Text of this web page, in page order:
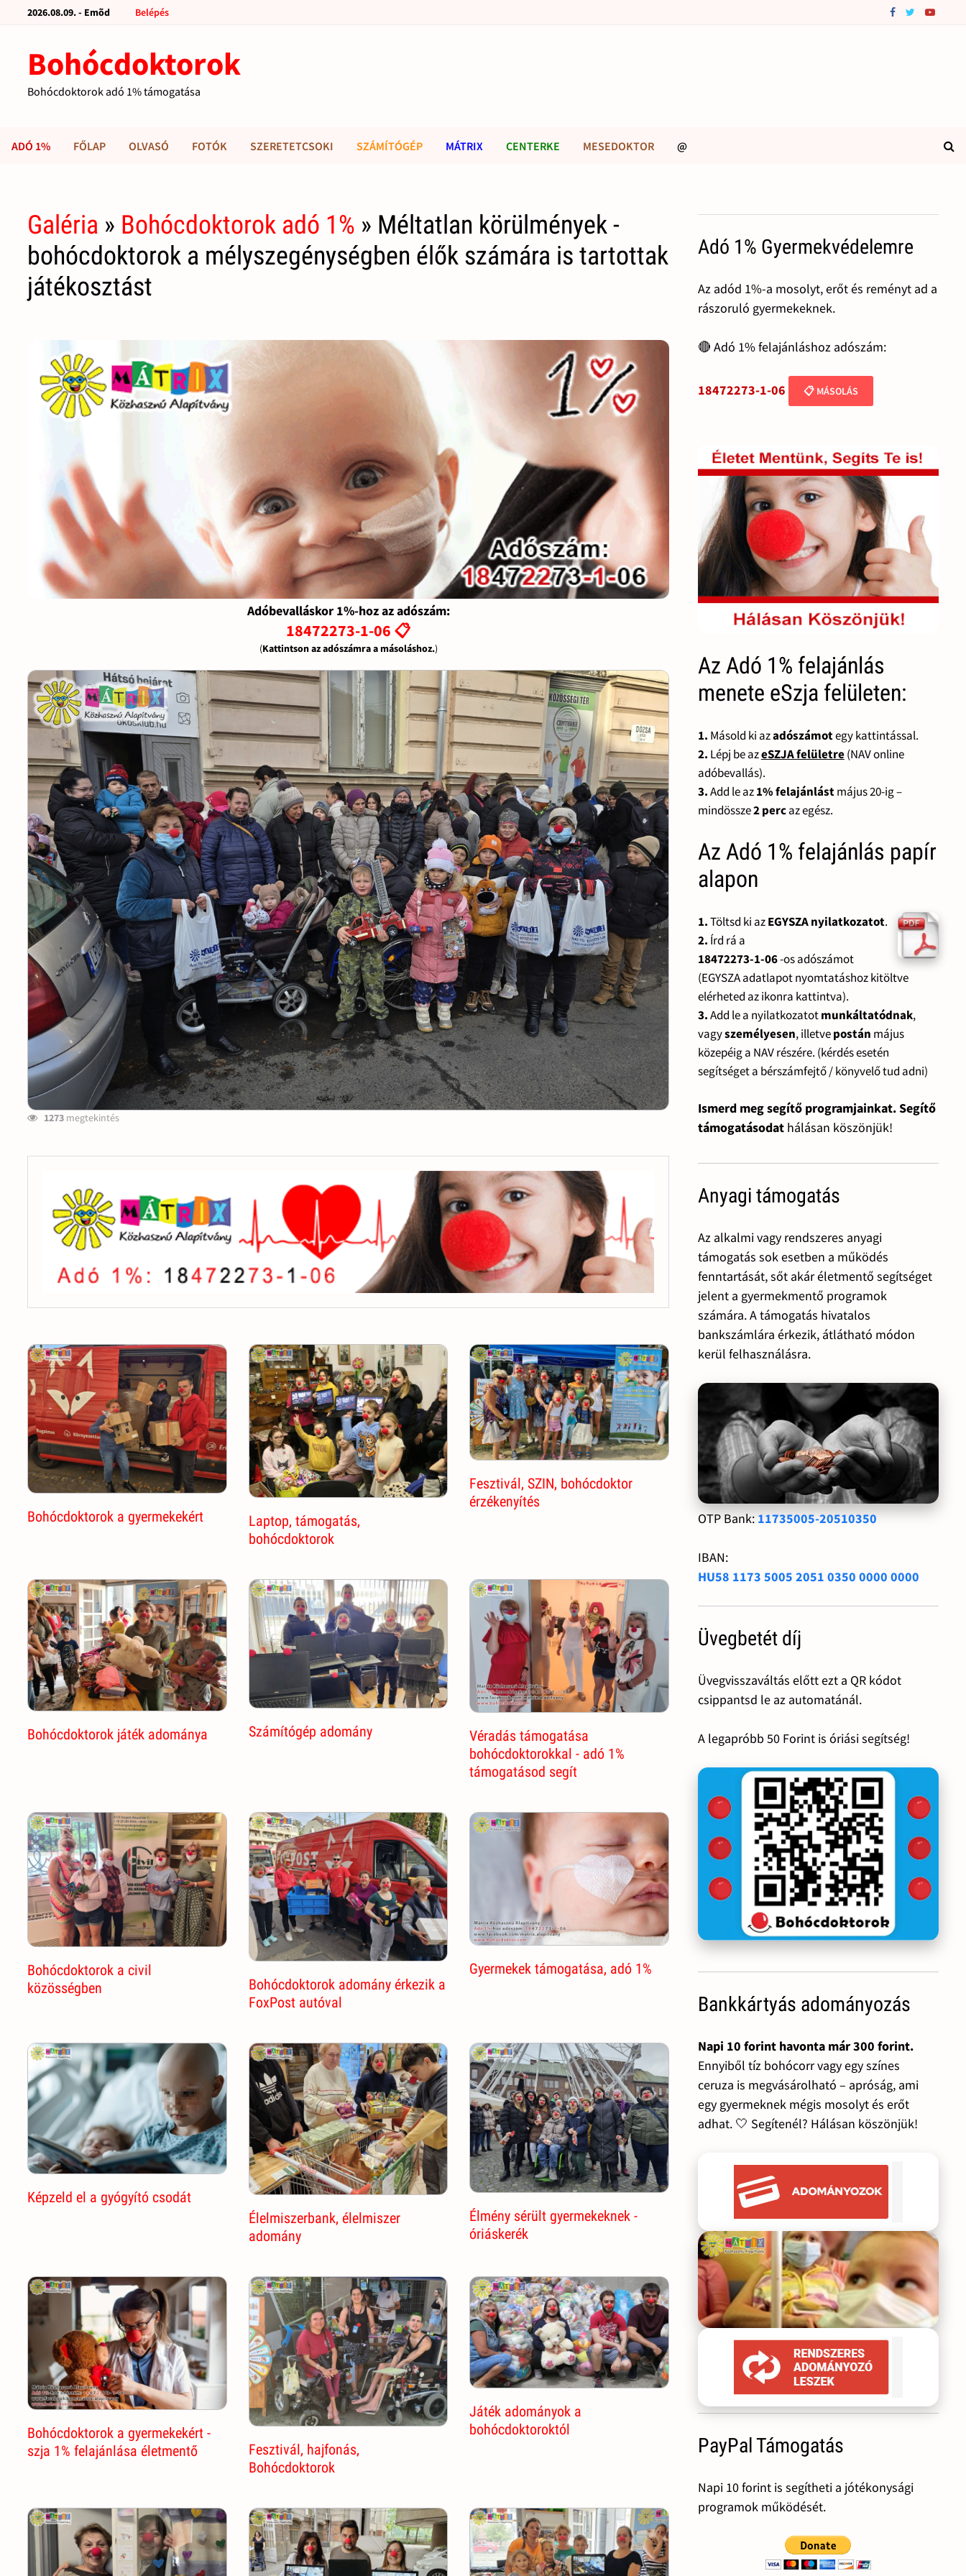
2026.08.09. - Emõd Belépés
Bohócdoktorok
Bohócdoktorok adó 1% támogatása
ADÓ 1% FŐLAP OLVASÓ FOTÓK SZERETETCSOKI SZÁMÍTÓGÉP MÁTRIX CENTERKE MESEDOKTOR @
Galéria » Bohócdoktorok adó 1% » Méltatlan körülmények -
bohócdoktorok a mélyszegénységben élők számára is tartottak
játékosztást
Adóbevalláskor 1%-hoz az adószám:
18472273-1-06 📋
(Kattintson az adószámra a másoláshoz.)
1273 megtekintés
Bohócdoktorok a gyermekekért
Laptop, támogatás,
bohócdoktorok
Fesztivál, SZIN, bohócdoktor
érzékenyítés
Bohócdoktorok játék adománya Számítógép adomány
Véradás támogatása
bohócdoktorokkal - adó 1%
támogatásod segít
Bohócdoktorok a civil
közösségben
Bohócdoktorok adomány érkezik a
FoxPost autóval
Gyermekek támogatása, adó 1%
Képzeld el a gyógyító csodát
Élelmiszerbank, élelmiszer
adomány
Élmény sérült gyermekeknek -
óriáskerék
Bohócdoktorok a gyermekekért -
szja 1% felajánlása életmentő
Fesztivál, hajfonás,
Bohócdoktorok
Játék adományok a
bohócdoktoroktól
Adó 1% Gyermekvédelemre
Az adód 1%-a mosolyt, erőt és reményt ad a
rászoruló gyermekeknek.
🔴 Adó 1% felajánláshoz adószám:
18472273-1-06 📋 MÁSOLÁS
Az Adó 1% felajánlás
menete eSzja felületen:
1. Másold ki azadószámotegy kattintással.
2. Lépj be azeSZJA felületre(NAV online
adóbevallás).
3.Add le az1% felajánlástmájus 20-ig –
mindössze2 percaz egész.
Az Adó 1% felajánlás papír
alapon
1.Töltsd ki azEGYSZA nyilatkozatot.
2. Írd rá a
18472273-1-06-os adószámot
(EGYSZA adatlapot nyomtatáshoz kitöltve
elérheted az ikonra kattintva).
3.Add le a nyilatkozatotmunkáltatódnak,
vagyszemélyesen, illetvepostán május
közepéig a NAV részére. (kérdés esetén
segítséget a bérszámfejtő / könyvelő tud adni)
Ismerd meg segítő programjainkat. Segítő
támogatásodat hálásan köszönjük!
Anyagi támogatás
Az alkalmi vagy rendszeres anyagi
támogatás sok esetben a működés
fenntartását, sőt akár életmentő segítséget
jelent a gyermekmentő programok
számára. A támogatás hivatalos
bankszámlára érkezik, átlátható módon
kerül felhasználásra.
OTP Bank: 11735005-20510350
IBAN:
HU58 1173 5005 2051 0350 0000 0000
Üvegbetét díj
Üvegvisszaváltás előtt ezt a QR kódot
csippantsd le az automatánál.
A legapróbb 50 Forint is óriási segítség!
Bankkártyás adományozás
Napi 10 forint havonta már 300 forint.
Ennyiből tíz bohócorr vagy egy színes
ceruza is megvásárolható – apróság, ami
egy gyermeknek mégis mosolyt és erőt
adhat. 🤍 Segítenél? Hálásan köszönjük!
PayPal Támogatás
Napi 10 forint is segítheti a jótékonysági
programok működését.